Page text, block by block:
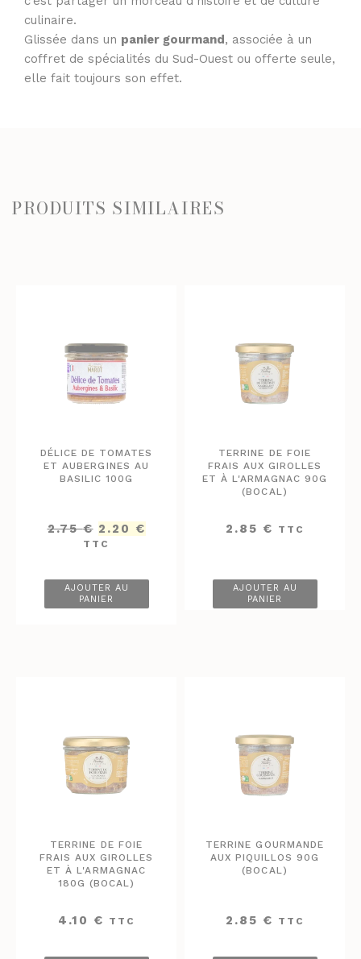
culinaire.
Glissée dans un panier gourmand , associée à un
coffret de spécialités du Sud-Ouest ou offerte seule,
elle fait toujours son effet.
PRODUITS SIMILAIRES
DÉLICE DE TOMATES
ET AUBERGINES AU
BASILIC 100G
2.75€ Le
prix
2.75 €.
2.20 €
TTC
AJOUTER AU
PANIER
TERRINE DE FOIE
FRAIS AUX GIROLLES
ET À L'ARMAGNAC 90G
(BOCAL)
2.85 € TTC
AJOUTER AU
PANIER
TERRINE DE FOIE
FRAIS AUX GIROLLES
ET À L'ARMAGNAC
180G (BOCAL)
4.10 € TTC
TERRINE GOURMANDE
AUX PIQUILLOS 90G
(BOCAL)
2.85 € TTC